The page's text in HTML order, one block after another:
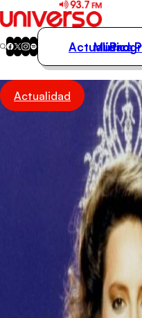
Actualidad
Música
Actualidad
Música
Actualidad